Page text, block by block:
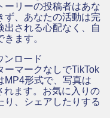
ーリーの投稿者はあな
ず、あなたの活動は完
出される心配なく、自
ます。
ンロード
ーマークなしでTikTok
MP4形式で、写真は
れます。お気に入りの
り、シェアしたりする